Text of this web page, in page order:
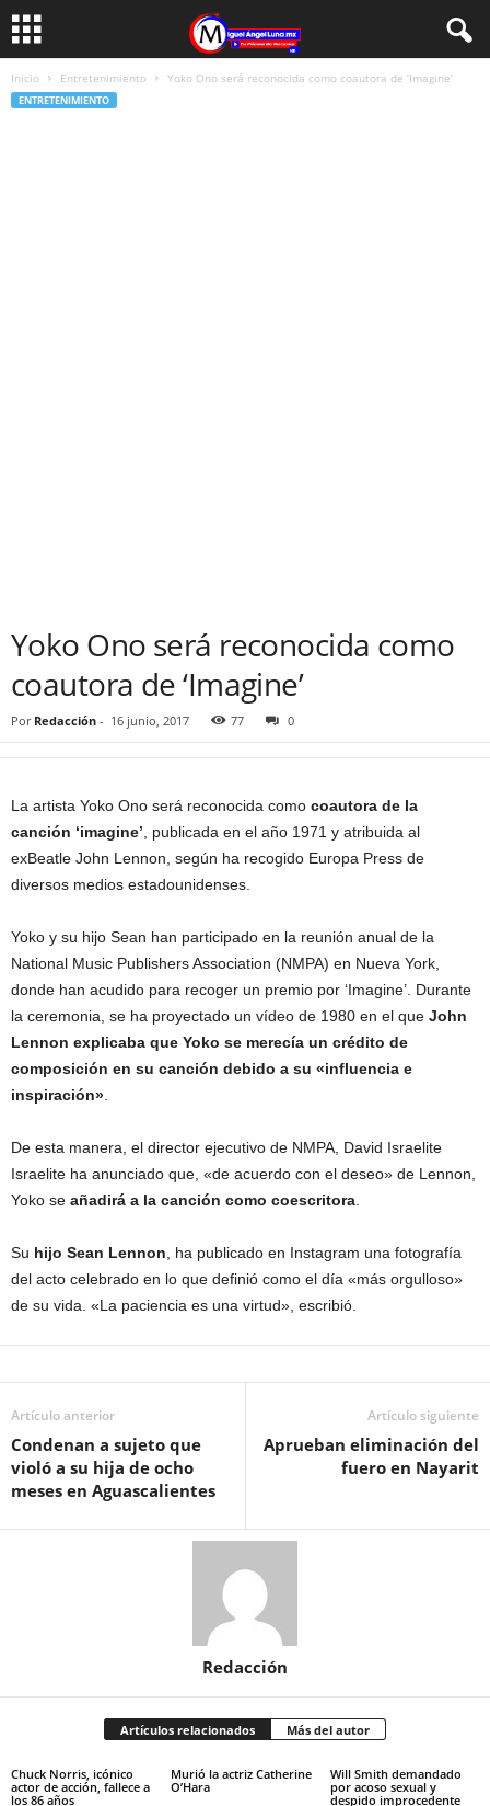
Inicio Entretenimiento Yoko Ono será reconocida como coautora de ‘Imagine’
ENTRETENIMIENTO
Yoko Ono será reconocida como
coautora de ‘Imagine’
Por Redacción - 16 junio, 2017 77 0
La artista Yoko Ono será reconocida como coautora de la
canción ‘imagine’ , publicada en el año 1971 y atribuida al
exBeatle John Lennon, según ha recogido Europa Press de
diversos medios estadounidenses.
Yoko y su hijo Sean han participado en la reunión anual de la
National Music Publishers Association (NMPA) en Nueva York,
donde han acudido para recoger un premio por ‘Imagine’. Durante
la ceremonia, se ha proyectado un vídeo de 1980 en el que John
Lennon explicaba que Yoko se merecía un crédito de
composición en su canción debido a su «influencia e
inspiración»
De esta manera, el director ejecutivo de NMPA, David Israelite
Israelite ha anunciado que, «de acuerdo con el deseo» de Lennon,
Yoko se añadirá a la canción como coescritora
Su hijo Sean Lennon , ha publicado en Instagram una fotografía
del acto celebrado en lo que definió como el día «más orgulloso»
de su vida. «La paciencia es una virtud», escribió.
Artículo anterior
Condenan a sujeto que
violó a su hija de ocho
meses en Aguascalientes
Artículo siguiente
Aprueban eliminación del
fuero en Nayarit
Redacción
Artículos relacionados Más del autor
Chuck Norris, icónico
actor de acción, fallece a
los 86 años
Murió la actriz Catherine
O’Hara
Will Smith demandado
por acoso sexual y
despido improcedente